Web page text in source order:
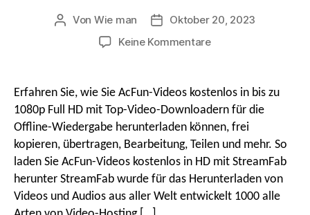
Beitragsautor
Von Wie man
NachOktober 20, 2023
Keine KommentareAn
Sie
AcFun-
Videos
kostenlos
in
Full
HD
herunter
Erfahren Sie, wie Sie AcFun-Videos kostenlos in bis zu
1080p Full HD mit Top-Video-Downloadern für die
Offline-Wiedergabe herunterladen können, frei
kopieren, übertragen, Bearbeitung, Teilen und mehr. So
laden Sie AcFun-Videos kostenlos in HD mit StreamFab
herunter StreamFab wurde für das Herunterladen von
Videos und Audios aus aller Welt entwickelt 1000 alle